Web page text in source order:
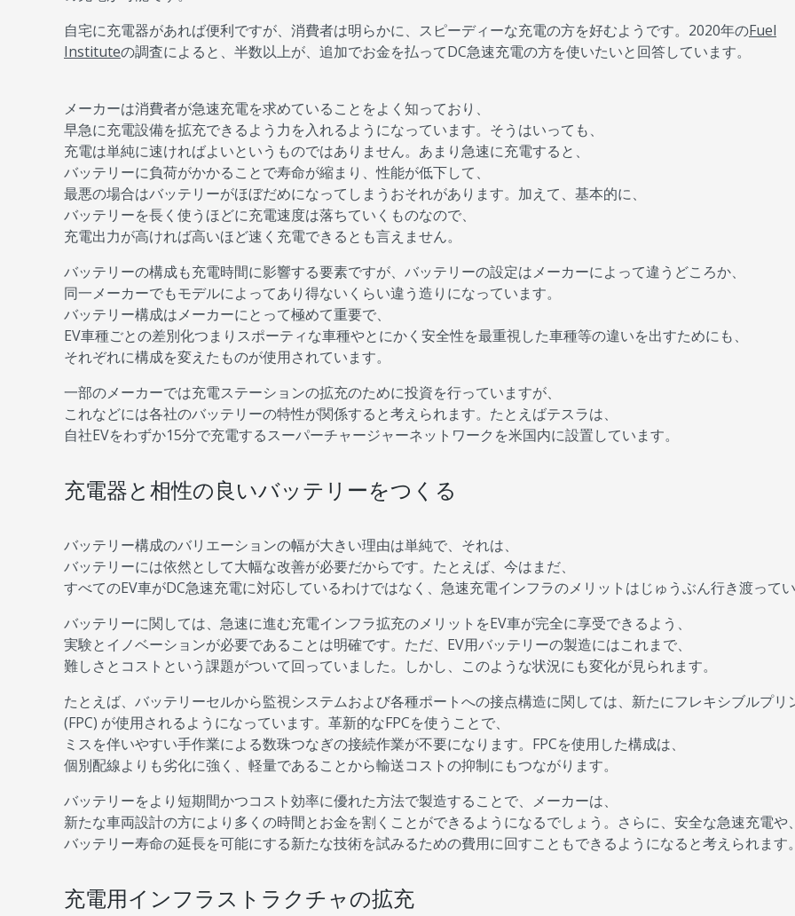
自宅に充電器があれば便利ですが、消費者は明らかに、スピーディーな充電の方を好むようです。2020年のFuel
Instituteの調査によると、半数以上が、追加でお金を払ってDC急速充電の方を使いたいと回答しています。
メーカーは消費者が急速充電を求めていることをよく知っており、
早急に充電設備を拡充できるよう力を入れるようになっています。そうはいっても、
充電は単純に速ければよいというものではありません。あまり急速に充電すると、
バッテリーに負荷がかかることで寿命が縮まり、性能が低下して、
最悪の場合はバッテリーがほぼだめになってしまうおそれがあります。加えて、基本的に、
バッテリーを長く使うほどに充電速度は落ちていくものなので、
充電出力が高ければ高いほど速く充電できるとも言えません。
バッテリーの構成も充電時間に影響する要素ですが、バッテリーの設定はメーカーによって違うどころか、
同一メーカーでもモデルによってあり得ないくらい違う造りになっています。
バッテリー構成はメーカーにとって極めて重要で、
EV車種ごとの差別化つまりスポーティな車種やとにかく安全性を最重視した車種等の違いを出すためにも、
それぞれに構成を変えたものが使用されています。
一部のメーカーでは充電ステーションの拡充のために投資を行っていますが、
これなどには各社のバッテリーの特性が関係すると考えられます。たとえばテスラは、
自社EVをわずか15分で充電するスーパーチャージャーネットワークを米国内に設置しています。
充電器と相性の良いバッテリーをつくる
バッテリー構成のバリエーションの幅が大きい理由は単純で、それは、
バッテリーには依然として大幅な改善が必要だからです。たとえば、今はまだ、
すべてのEV車がDC急速充電に対応しているわけではなく、急速充電インフラのメリットはじゅうぶん行き渡って
バッテリーに関しては、急速に進む充電インフラ拡充のメリットをEV車が完全に享受できるよう、
実験とイノベーションが必要であることは明確です。ただ、EV用バッテリーの製造にはこれまで、
難しさとコストという課題がついて回っていました。しかし、このような状況にも変化が見られます。
たとえば、バッテリーセルから監視システムおよび各種ポートへの接点構造に関しては、新たにフレキシブルプリ
(FPC) が使用されるようになっています。革新的なFPCを使うことで、
ミスを伴いやすい手作業による数珠つなぎの接続作業が不要になります。FPCを使用した構成は、
個別配線よりも劣化に強く、軽量であることから輸送コストの抑制にもつながります。
バッテリーをより短期間かつコスト効率に優れた方法で製造することで、メーカーは、
新たな車両設計の方により多くの時間とお金を割くことができるようになるでしょう。さらに、安全な急速充電や
バッテリー寿命の延長を可能にする新たな技術を試みるための費用に回すこともできるようになると考えられます
充電用インフラストラクチャの拡充